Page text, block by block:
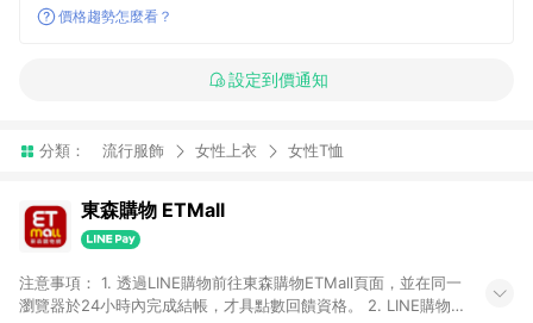
價格趨勢怎麼看？
設定到價通知
分類： 流行服飾 女性上衣 女性T恤
東森購物 ETMall
注意事項： 1. 透過LINE購物前往東森購物ETMall頁面，並在同一
瀏覽器於24小時內完成結帳，才具點數回饋資格。 2. LINE購物